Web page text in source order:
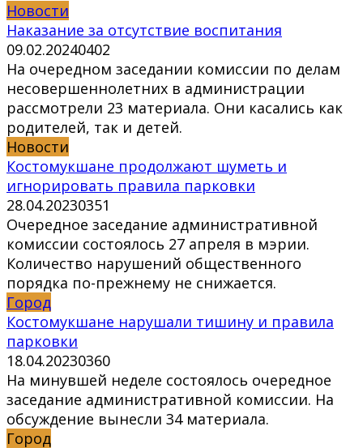
Новости
Наказание за отсутствие воспитания
09.02.20240402
На очередном заседании комиссии по делам
несовершеннолетних в администрации
рассмотрели 23 материала. Они касались как
родителей, так и детей.
Новости
Костомукшане продолжают шуметь и
игнорировать правила парковки
28.04.20230351
Очередное заседание административной
комиссии состоялось 27 апреля в мэрии.
Количество нарушений общественного
порядка по-прежнему не снижается.
Город
Костомукшане нарушали тишину и правила
парковки
18.04.20230360
На минувшей неделе состоялось очередное
заседание административной комиссии. На
обсуждение вынесли 34 материала.
Город